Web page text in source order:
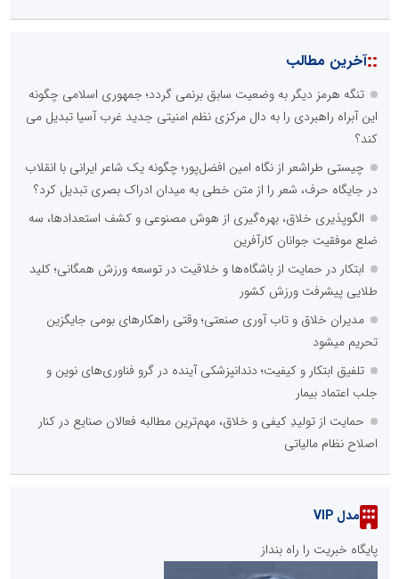
::آخرین مطالب
تنگه هرمز دیگر به وضعیت سابق برنمی گردد؛ جمهوری اسلامی چگونه
این آبراه راهبردی را به دال مرکزی نظم امنیتی جدید غرب آسیا تبدیل می
کند؟
چیستی طراشعر از نگاه امین افضل‌پور؛ چگونه یک شاعر ایرانی با انقلاب
در جایگاه حرف، شعر را از متن خطی به میدان ادراک بصری تبدیل کرد؟
الگوپذیری خلاق، بهره‌گیری از هوش مصنوعی و کشف استعدادها، سه
ضلع موفقیت جوانان کارآفرین
ابتکار در حمایت از باشگاه‌ها و خلاقیت در توسعه ورزش همگانی؛ کلید
طلایی پیشرفت ورزش کشور
مدیران خلاق و تاب آوری صنعتی؛ وقتی راهکارهای بومی جایگزین
تحریم میشود
تلفیق ابتکار و کیفیت؛ دندانپزشکی آینده در گرو فناوری‌های نوین و
جلب اعتماد بیمار
حمایت از تولیدِ کیفی و خلاق، مهم‌ترین مطالبه فعالان صنایع در کنار
اصلاح نظام مالیاتی
مدل VIP
پایگاه خبریت را راه بنداز